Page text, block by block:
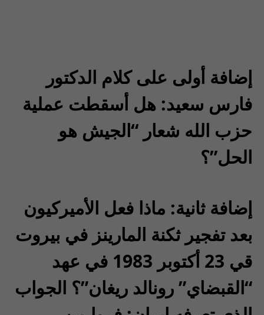
إضافة أولى على كلام الدكتور
فارس سعيد: هل أسقطت عملية
حزب الله شعار “الجيش هو
الحل”؟
إضافة ثانية: ماذا فعل الأميركيون
بعد تفجير ثكنة المارينز في بيروت
قي 23 أكتوبر 1983 في عهد
“القبضاي” رونالد ريغان”؟ الجواب